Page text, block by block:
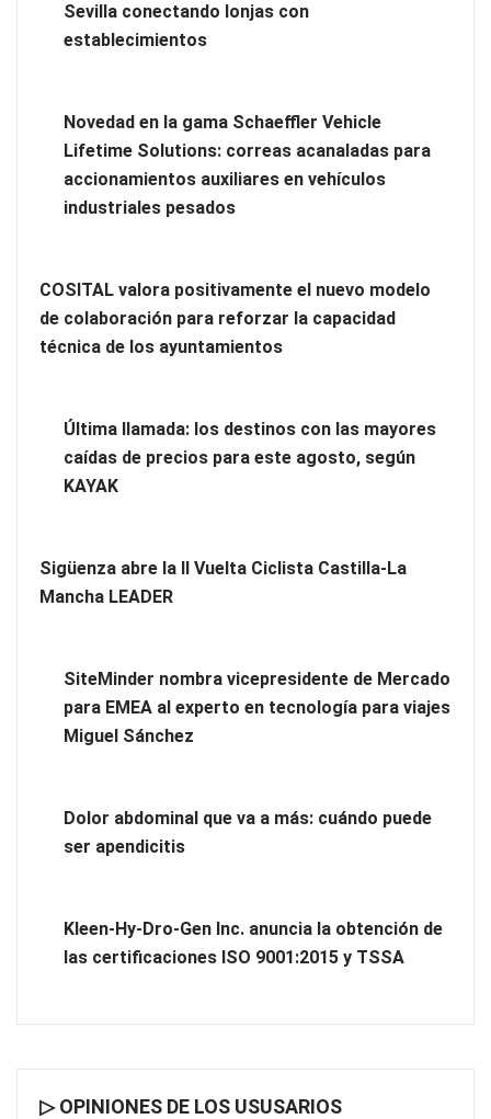
La revolución de la podología: plantillas personalizadas con
en Majadahonda
Sevilla conectando lonjas con
establecimientos
Novedad en la gama Schaeffler Vehicle
Lifetime Solutions: correas acanaladas para
accionamientos auxiliares en vehículos
industriales pesados
COSITAL valora positivamente el nuevo modelo
de colaboración para reforzar la capacidad
técnica de los ayuntamientos
Última llamada: los destinos con las mayores
caídas de precios para este agosto, según
KAYAK
Sigüenza abre la II Vuelta Ciclista Castilla-La
Mancha LEADER
SiteMinder nombra vicepresidente de Mercado
para EMEA al experto en tecnología para viajes
Miguel Sánchez
Dolor abdominal que va a más: cuándo puede
ser apendicitis
Kleen-Hy-Dro-Gen Inc. anuncia la obtención de
las certificaciones ISO 9001:2015 y TSSA
▷ OPINIONES DE LOS USUSARIOS